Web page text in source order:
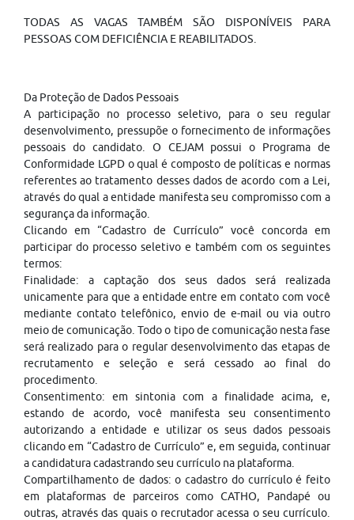
TODAS AS VAGAS TAMBÉM SÃO DISPONÍVEIS PARA
PESSOAS COM DEFICIÊNCIA E REABILITADOS.
Da Proteção de Dados Pessoais
A participação no processo seletivo, para o seu regular
desenvolvimento, pressupõe o fornecimento de informações
pessoais do candidato. O CEJAM possui o Programa de
Conformidade LGPD o qual é composto de políticas e normas
referentes ao tratamento desses dados de acordo com a Lei,
através do qual a entidade manifesta seu compromisso com a
segurança da informação.
Clicando em “Cadastro de Currículo” você concorda em
participar do processo seletivo e também com os seguintes
termos:
Finalidade: a captação dos seus dados será realizada
unicamente para que a entidade entre em contato com você
mediante contato telefônico, envio de e-mail ou via outro
meio de comunicação. Todo o tipo de comunicação nesta fase
será realizado para o regular desenvolvimento das etapas de
recrutamento e seleção e será cessado ao final do
procedimento.
Consentimento: em sintonia com a finalidade acima, e,
estando de acordo, você manifesta seu consentimento
autorizando a entidade e utilizar os seus dados pessoais
clicando em “Cadastro de Currículo” e, em seguida, continuar
a candidatura cadastrando seu currículo na plataforma.
Compartilhamento de dados: o cadastro do currículo é feito
em plataformas de parceiros como CATHO, Pandapé ou
outras, através das quais o recrutador acessa o seu currículo.